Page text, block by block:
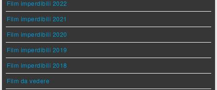
Film imperdibili 2022
Film imperdibili 2021
Film imperdibili 2020
Film imperdibili 2019
Film imperdibili 2018
Film da vedere